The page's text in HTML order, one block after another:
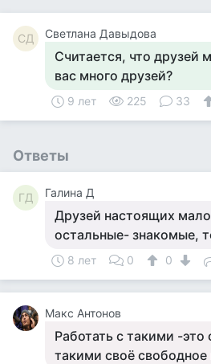
СД Светлана Давыдова
Считается, что друзей
вас много друзей?
9 лет 225 33
Ответы
ГД Галина Д
Друзей настоящих
остальные- знакомые,
8 лет 0 0
Макс Антонов
Работать с такими -это
такими своё свободное